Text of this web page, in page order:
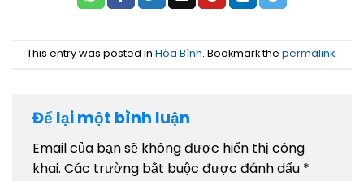
This entry was posted in Hòa Bình. Bookmark the permalink.
Để lại một bình luận
Email của bạn sẽ không được hiển thị công
khai. Các trường bắt buộc được đánh dấu *